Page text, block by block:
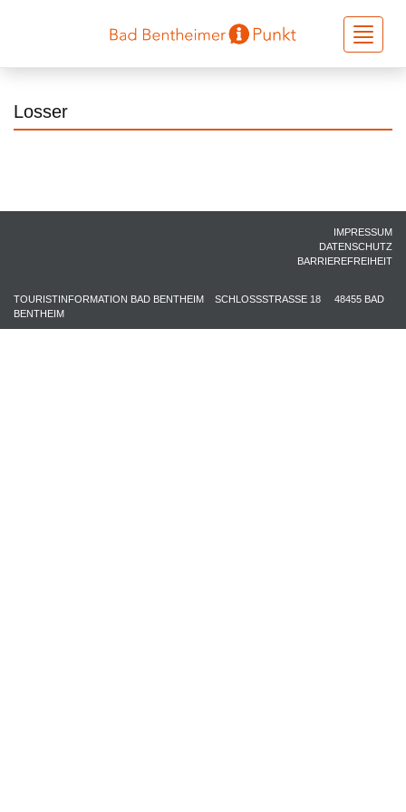
Toggle
Losser
IMPRESSUM
DATENSCHUTZ
BARRIEREFREIHEIT
TOURISTINFORMATION BAD BENTHEIM SCHLOSSSTRASSE 18 48455 BAD
BENTHEIM